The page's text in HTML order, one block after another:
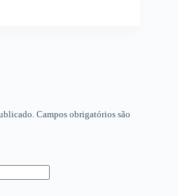
Campos obrigatórios são